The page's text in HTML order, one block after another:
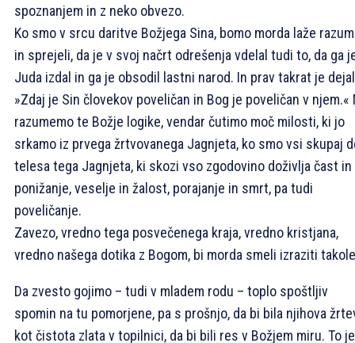
spoznanjem in z neko obvezo.
Ko smo v srcu daritve Božjega Sina, bomo morda laže
in sprejeli, da je v svoj načrt odrešenja vdelal tudi to, da ga
Juda izdal in ga je obsodil lastni narod. In prav takrat je
»Zdaj je Sin človekov poveličan in Bog je poveličan v njem.«
razumemo te Božje logike, vendar čutimo moč milosti, ki jo
srkamo iz prvega žrtvovanega Jagnjeta, ko smo vsi skupaj
telesa tega Jagnjeta, ki skozi vso zgodovino doživlja čast in
ponižanje, veselje in žalost, porajanje in smrt, pa tudi
poveličanje.
Zavezo, vredno tega posvečenega kraja, vredno kristjana,
vredno našega dotika z Bogom, bi morda smeli izraziti
Da zvesto gojimo – tudi v mladem rodu – toplo spoštljiv
spomin na tu pomorjene, pa s prošnjo, da bi bila njihova
kot čistota zlata v topilnici, da bi bili res v Božjem miru. To je